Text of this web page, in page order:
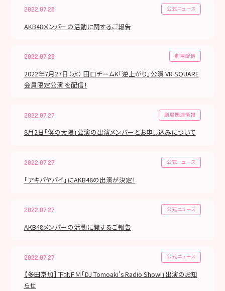
2022.07.28 公式ニュース
AKB48メンバーの活動に関するご報告
2022.07.28 劇場配信
2022年7月27日（水） 田口チームK「逆上がり」公演 VR SQUARE
会員限定公演 を配信！
2022.07.27 劇場関連情報
8月2日「僕の太陽」公演の出演メンバーとお申し込みについて
2022.07.27 公式ニュース
「アキバヤバイ」にAKB48の出演が決定！
2022.07.27 公式ニュース
AKB48メンバーの活動に関するご報告
2022.07.27 公式ニュース
【多田京加】下北ＦＭ「DJ Tomoaki's Radio Show!」出演のお知
らせ